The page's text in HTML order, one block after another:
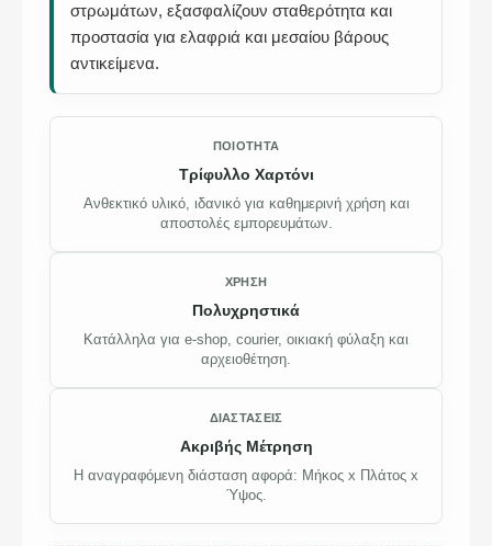
στρωμάτων, εξασφαλίζουν σταθερότητα και
προστασία για ελαφριά και μεσαίου βάρους
αντικείμενα.
ΠΟΙΌΤΗΤΑ
Τρίφυλλο Χαρτόνι
Ανθεκτικό υλικό, ιδανικό για καθημερινή χρήση και
αποστολές εμπορευμάτων.
ΧΡΉΣΗ
Πολυχρηστικά
Κατάλληλα για e-shop, courier, οικιακή φύλαξη και
αρχειοθέτηση.
ΔΙΑΣΤΆΣΕΙΣ
Ακριβής Μέτρηση
Η αναγραφόμενη διάσταση αφορά: Μήκος x Πλάτος x
Ύψος.